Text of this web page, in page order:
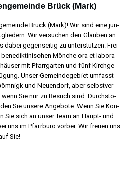
Brück (Mark)
Brück (Mark)! Wir sind eine jun­
Wir ver­su­chen den Glau­ben an
dabei gegen­sei­tig zu unter­stüt­zen. Frei
Mön­che ora et labo­ra
mit Pfarr­gar­ten und fünf Kirch­ge­
Unser Gemein­de­ge­biet umfasst
und Neu­en­dorf, aber selbst­ver­
Sie nur zu Besuch sind. Durch­stö­
Sie unse­re Ange­bo­te. Wenn Sie Kon­
sich an unser Team an Haupt- und
uns im Pfarr­bü­ro vor­bei. Wir freu­en uns
Sie!